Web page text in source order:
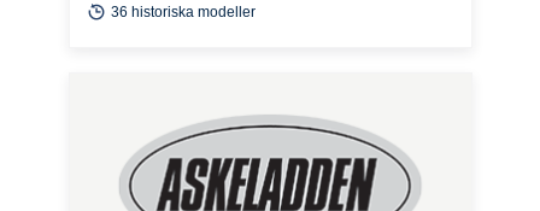
36 historiska modeller